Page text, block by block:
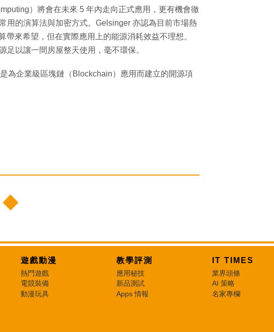
）將會在未來 5 年內走向正式應用，更有機會徹
用的演算法與加密方式。Gelsinger 亦認為目前市場熱
來希望，但在實際應用上的能源消耗效益不理想。
足以讓一間房屋整天使用，毫不環保。
為企業級區塊鏈（Blockchain）應用而建立的開源項
遊戲動漫
熱門遊戲
電競裝備
動漫玩具
教學評測
應用秘技
新品測試
Apps 情報
IT TIMES
業界頭條
AI 策略
名家專欄